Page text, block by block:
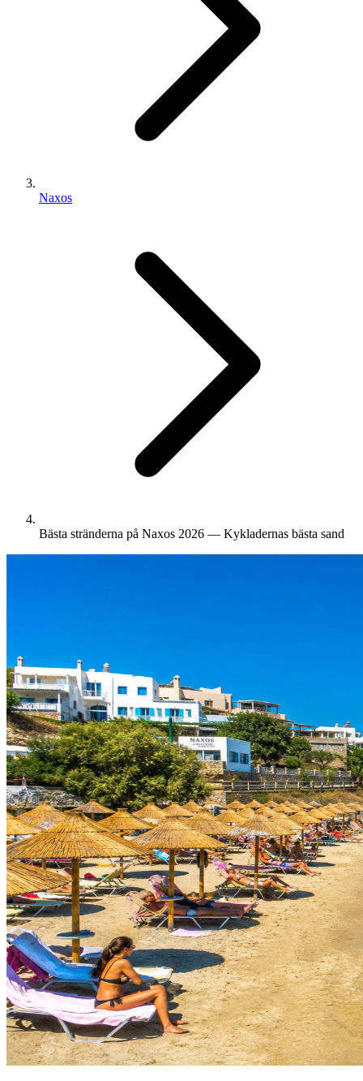
Naxos
Bästa stränderna på Naxos 2026 — Kykladernas bästa sand